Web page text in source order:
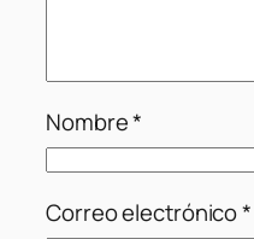
Nombre*
Correo electrónico*